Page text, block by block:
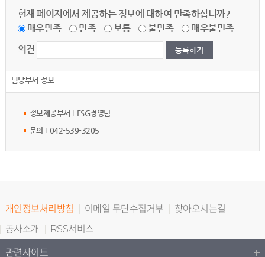
현재 페이지에서 제공하는 정보에 대하여 만족하십니까?
매우만족
만족 보통 불만족
매우불만족
의견
담당부서 정보
정보제공부서
ESG경영팀
문의
042-539-3205
개인정보처리방침 이메일 무단수집거부
찾아오시는길
공사소개
RSS서비스
관련사이트